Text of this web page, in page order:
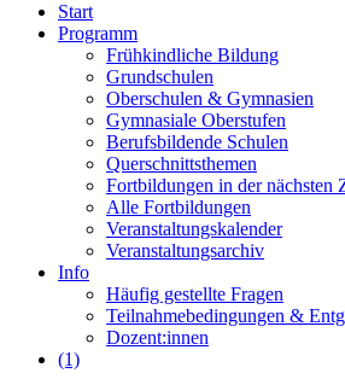
Start
Programm
Frühkindliche Bildung
Grundschulen
Oberschulen & Gymnasien
Gymnasiale Oberstufen
Berufsbildende Schulen
Querschnittsthemen
Fortbildungen in der nächsten
Alle Fortbildungen
Veranstaltungskalender
Veranstaltungsarchiv
Info
Häufig gestellte Fragen
Teilnahmebedingungen &
Dozent:innen
(1)